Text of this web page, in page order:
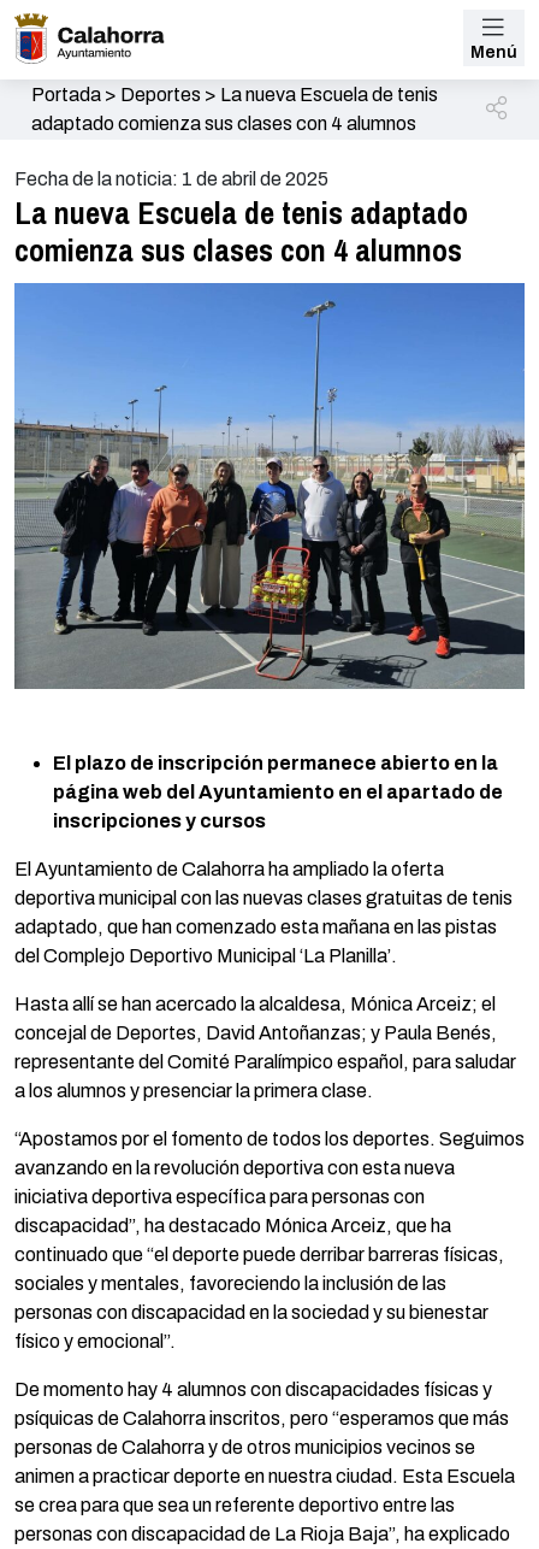
Menú
Portada> Deportes > La nueva Escuela de tenis
adaptado comienza sus clases con 4 alumnos
Fecha de la noticia: 1 de abril de 2025
La nueva Escuela de tenis adaptado
comienza sus clases con 4 alumnos
El plazo de inscripción permanece abierto en la
página web del Ayuntamiento en el apartado de
inscripciones y cursos
El Ayuntamiento de Calahorra ha ampliado la oferta
deportiva municipal con las nuevas clases gratuitas de tenis
adaptado, que han comenzado esta mañana en las pistas
del Complejo Deportivo Municipal ‘La Planilla’.
Hasta allí se han acercado la alcaldesa, Mónica Arceiz; el
concejal de Deportes, David Antoñanzas; y Paula Benés,
representante del Comité Paralímpico español, para saludar
a los alumnos y presenciar la primera clase.
“Apostamos por el fomento de todos los deportes. Seguimos
avanzando en la revolución deportiva con esta nueva
iniciativa deportiva específica para personas con
discapacidad”, ha destacado Mónica Arceiz, que ha
continuado que “el deporte puede derribar barreras físicas,
sociales y mentales, favoreciendo la inclusión de las
personas con discapacidad en la sociedad y su bienestar
físico y emocional”.
De momento hay 4 alumnos con discapacidades físicas y
psíquicas de Calahorra inscritos, pero “esperamos que más
personas de Calahorra y de otros municipios vecinos se
animen a practicar deporte en nuestra ciudad. Esta Escuela
se crea para que sea un referente deportivo entre las
personas con discapacidad de La Rioja Baja”, ha explicado